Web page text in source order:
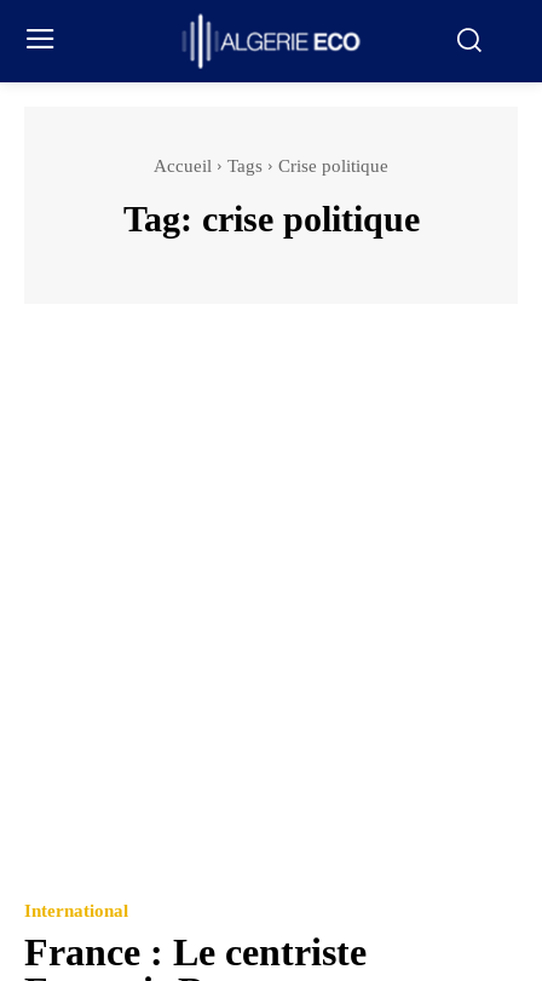
Accueil Tags Crise politique
Tag: crise politique
International
France : Le centriste